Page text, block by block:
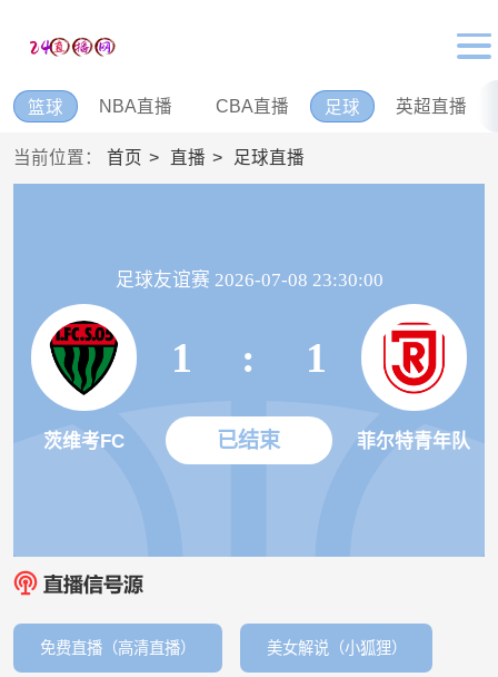
篮球 NBA直播 CBA直播 足球 英超直播
当前位置： 首页 直播 足球直播
足球友谊赛 2026-07-08 23:30:00
茨维考FC
1 : 1
已结束 菲尔特青年队
免费直播（高清直播） 美女解说（小狐狸）